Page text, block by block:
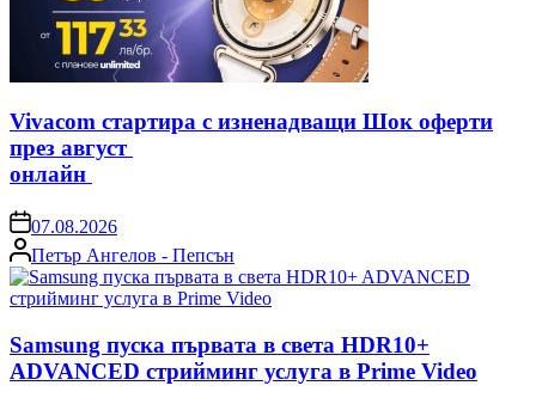
Vivacom стартира с изненадващи Шок оферти
през август
онлайн
on07.08.2026
Posted
by
Петър Ангелов - Пепсън
Samsung пуска първата в света HDR10+
ADVANCED стрийминг услуга в Prime Video